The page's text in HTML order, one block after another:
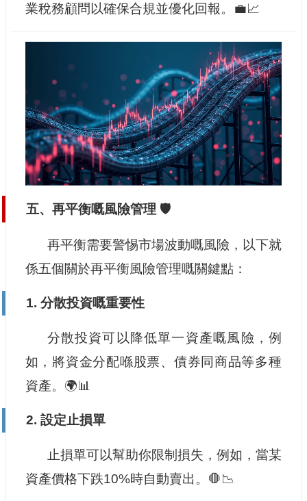
業稅務顧問以確保合規並優化回報。💼📈
五、再平衡嘅風險管理 🛡️
再平衡需要警惕市場波動嘅風險，以下就
係五個關於再平衡風險管理嘅關鍵點：
1. 分散投資嘅重要性
分散投資可以降低單一資產嘅風險，例
如，將資金分配喺股票、債券同商品等多種
資產。🌍📊
2. 設定止損單
止損單可以幫助你限制損失，例如，當某
資產價格下跌10%時自動賣出。🛑📉